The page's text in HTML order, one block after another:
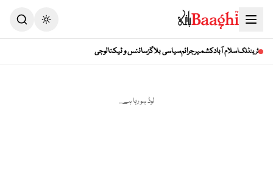
Toggle theme
ٹرینڈنگاسلام آبادکشمیرجرائمسیاسی بلاگزسائنس و ٹیکنالوجی
لوڈ ہو رہا ہے...